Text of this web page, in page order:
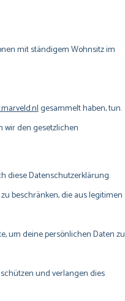
mit ständigem Wohnsitz im
gesammelt haben, tun.
wir den gesetzlichen
diese Datenschutzerklärung.
beschränken, die aus legitimen
um deine persönlichen Daten zu
und verlangen dies